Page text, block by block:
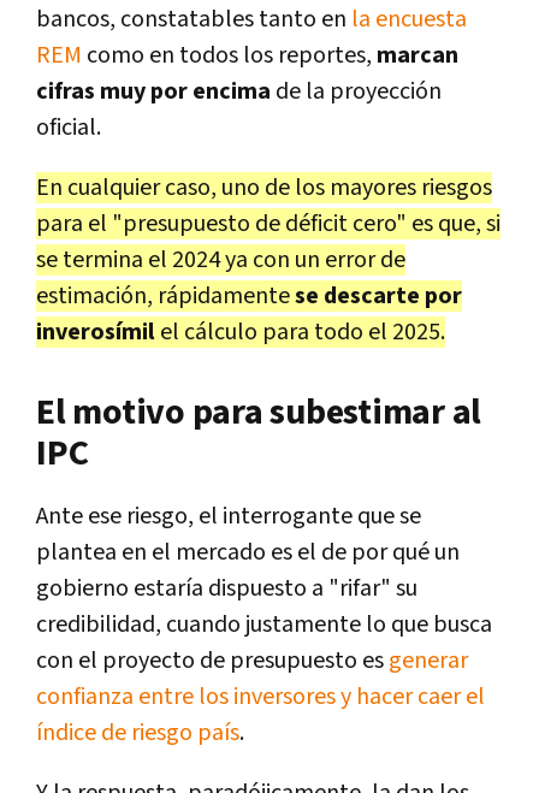
bancos, constatables tanto en la encuesta
REM como en todos los reportes, marcan
cifras muy por encima de la proyección
oficial.
En cualquier caso, uno de los mayores riesgos
para el "presupuesto de déficit cero" es que, si
se termina el 2024 ya con un error de
estimación, rápidamentese descarte por
inverosímilel cálculo para todo el 2025.
El motivo para subestimar al
IPC
Ante ese riesgo, el interrogante que se
plantea en el mercado es el de por qué un
gobierno estaría dispuesto a "rifar" su
credibilidad, cuando justamente lo que busca
con el proyecto de presupuesto esgenerar
confianza entre los inversores y hacer caer el
índice de riesgo país.